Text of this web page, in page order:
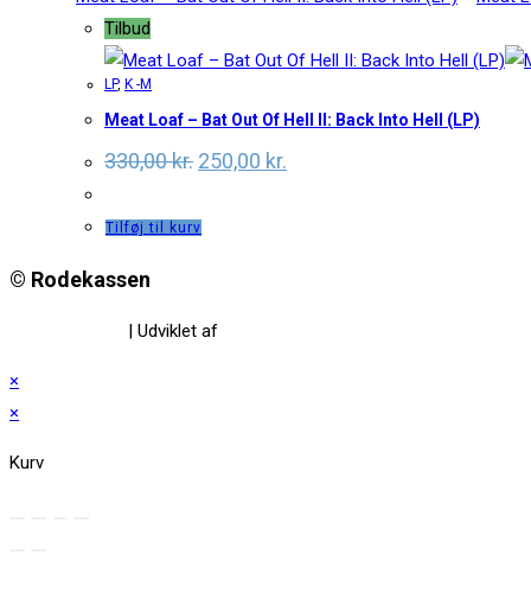
Tilbud
LP, K -M
Meat Loaf – Bat Out Of Hell II: Back Into Hell (LP)
330,00kr. Original
price
330,00 kr..
250,00 kr.
price
Tilføj til kurv
© Rodekassen
| Udviklet af
×
×
Kurv